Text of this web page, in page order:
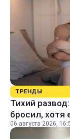
ТРЕНДЫ
Тихий
бросил, хотя
06 августа 2026,